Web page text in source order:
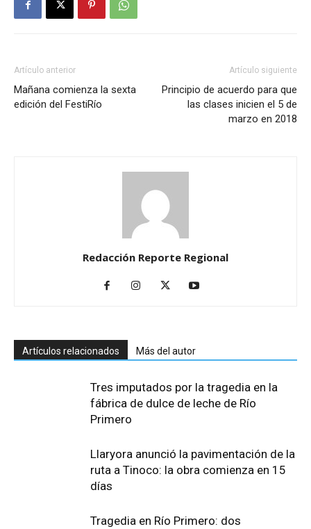
Artículo anterior
Mañana comienza la sexta
edición del FestiRío
Artículo siguiente
Principio de acuerdo para que
las clases inicien el 5 de
marzo en 2018
Redacción Reporte Regional
Artículos relacionados Más del autor
Tres imputados por la tragedia en la
fábrica de dulce de leche de Río
Primero
Llaryora anunció la pavimentación de la
ruta a Tinoco: la obra comienza en 15
días
Tragedia en Río Primero: dos